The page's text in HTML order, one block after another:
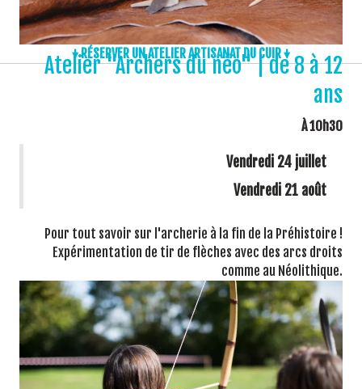
↓ RÉSERVER UN ATELIER ARTISANAT DU CUIR ↓
Atelier "Archers du néo" | de 8 à 12
ans
À 10h30
Vendredi 24 juillet
Vendredi 21 août
Pour tout savoir sur l'archerie à la fin de la Préhistoire !
Expérimentation de tir de flèches avec des arcs droits
comme au Néolithique.